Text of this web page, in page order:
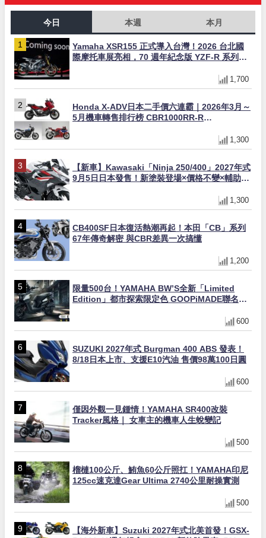
今日 本週 本月
Yamaha XSR155 正式導入台灣！2026 台北國
際摩托車展亮相，70 週年紀念版 YZF-R 系列限
1,700
Honda X-ADV日本二手價六連霸｜2026年3月～
5月機車轉售排行榜 CBR1000RR-R
1,300
【新車】Kawasaki「Ninja 250/400」2027年式
9月5日日本發售！新塗裝登場×價格不變×輔助滑
1,300
CB400SF日本復活熱潮再起！本田「CB」系列
67年傳奇解密 與CBR差異一次搞懂
1,200
限量500台！YAMAHA BW’S全新「Limited
Edition」都市探索限定色 GOOPiMADE聯名包
600
SUZUKI 2027年式 Burgman 400 ABS 發表！
8/18日本上市、支援E10汽油 售價98萬100日圓
600
僅因外觀一見鍾情！YAMAHA SR400改裝
Tracker風格｜ 女車主的機車人生蛻變記
500
榴槤100公斤、鮪魚60公斤照扛！YAMAHA印尼
125cc速克達Gear Ultima 2740公里耐操實測
500
【海外新車】Suzuki 2027年式北美首發！GSX-